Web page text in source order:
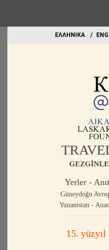
EΛΛΗΝΙΚΑ
Yerler -
Güneydoğu
Yunanistan -
15. yüzyıl